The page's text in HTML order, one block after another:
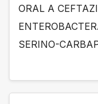
ORAL A
SERINO-